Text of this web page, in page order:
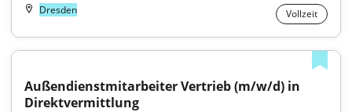
Dresden Vollzeit
Außendienstmitarbeiter Vertrieb (m/w/d) in
Direktvermittlung